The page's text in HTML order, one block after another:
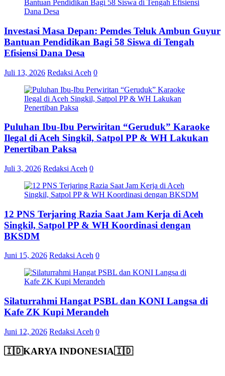
Investasi Masa Depan: Pemdes Teluk Ambun Guyur
Bantuan Pendidikan Bagi 58 Siswa di Tengah
Efisiensi Dana Desa
Juli 13, 2026 Redaksi Aceh 0
Puluhan Ibu-Ibu Perwiritan “Geruduk” Karaoke
Ilegal di Aceh Singkil, Satpol PP & WH Lakukan
Penertiban Paksa
Juli 3, 2026 Redaksi Aceh 0
12 PNS Terjaring Razia Saat Jam Kerja di Aceh
Singkil, Satpol PP & WH Koordinasi dengan
BKSDM
Juni 15, 2026 Redaksi Aceh 0
Silaturrahmi Hangat PSBL dan KONI Langsa di
Kafe ZK Kupi Merandeh
Juni 12, 2026 Redaksi Aceh 0
🇮🇩KARYA INDONESIA🇮🇩